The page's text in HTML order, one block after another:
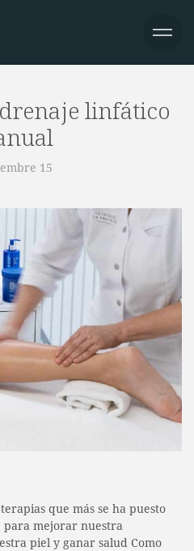
linfático
15
que más se ha puesto
para mejorar nuestra
piel y ganar salud Como